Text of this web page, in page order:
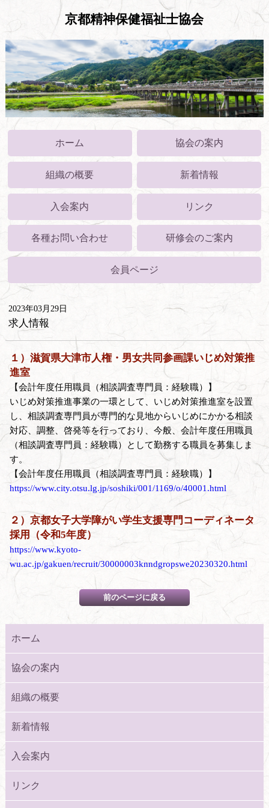
京都精神保健福祉士協会
ホーム 協会の案内
組織の概要 新着情報
入会案内 リンク
各種お問い合わせ 研修会のご案内
会員ページ
2023年03月29日
求人情報
１）滋賀県大津市人権・男女共同参画課いじめ対策推
進室
【会計年度任用職員（相談調査専門員：経験職）】
いじめ対策推進事業の一環として、いじめ対策推進室を設置
し、相談調査専門員が専門的な見地からいじめにかかる相談
対応、調整、啓発等を行っており、今般、会計年度任用職員
（相談調査専門員：経験職）として勤務する職員を募集しま
す。
【会計年度任用職員（相談調査専門員：経験職）】
https://www.city.otsu.lg.jp/soshiki/001/1169/o/40001.html
２）京都女子大学障がい学生支援専門コーディネータ
採用（令和5年度）
https://www.kyoto-
wu.ac.jp/gakuen/recruit/30000003knndgropswe20230320.html
ホーム
協会の案内
組織の概要
新着情報
入会案内
リンク